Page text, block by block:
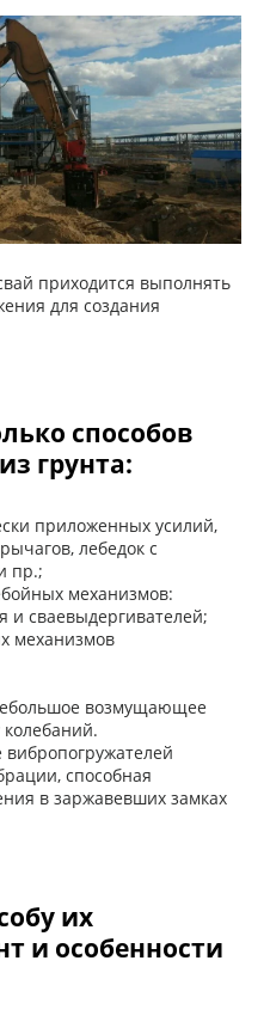
приходится выполнять
для создания
способов
грунта:
приложенных усилий,
лебедок с
пр.;
механизмов:
и сваевыдергивателей;
механизмов
возмущающее
вибропогружателей
способная
в заржавевших замках
их
и особенности